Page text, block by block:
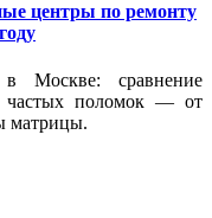
центры по ремонту
Москве: сравнение
частых поломок — от
матрицы.